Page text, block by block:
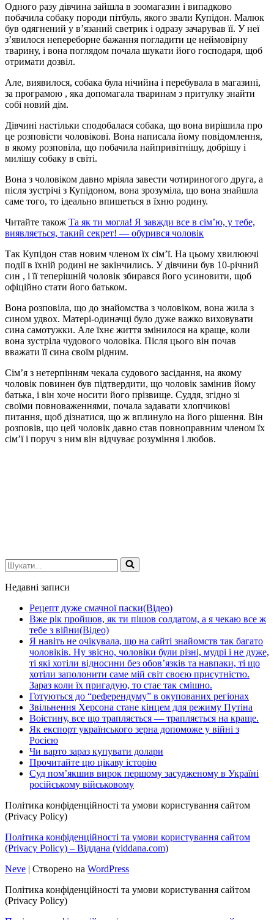
Одного разу дівчина зайшла в зоомагазин і випадково
побачила собаку породи пітбуль, якого звали Купідон. Малюк
був одягнений у в’язаний светрик і одразу зачарував її. У неї
з’явилося непереборне бажання погладити це неймовірну
тварину, і вона поглядом почала шукати його господаря, щоб
отримати дозвіл.
Але, виявилося, собака була нічийна і перебувала в магазині,
за програмою , яка допомагала тваринам з притулку знайти
собі новий дім.
Дівчині настільки сподобалася собака, що вона вирішила про
це розповісти чоловікові. Вона написала йому повідомлення,
в якому розповіла, що побачила найпривітнішу, добрішу і
милішу собаку в світі.
Вона з чоловіком давно мріяла завести чотириногого друга, а
після зустрічі з Купідоном, вона зрозуміла, що вона знайшла
саме того, то ідеально впишеться в їхню родину.
Читайте також Та як ти могла! Я завжди все в сім’ю, у тебе,
виявляється, такий секрет! — обурився чоловік
Так Купідон став новим членом їх сім’ї. На цьому хвилюючі
події в їхній родині не закінчились. У дівчини був 10-річний
син , і її теперішній чоловік збирався його усиновити, щоб
офіційно стати його батьком.
Вона розповіла, що до знайомства з чоловіком, вона жила з
сином удвох. Матері-одиначці було дуже важко виховувати
сина самотужки. Але їхнє життя змінилося на краще, коли
вона зустріла чудового чоловіка. Після цього він почав
вважати її сина своїм рідним.
Сім’я з нетерпінням чекала судового засідання, на якому
чоловік повинен був підтвердити, що чоловік замінив йому
батька, і він хоче носити його прізвище. Суддя, згідно зі
своїми повноваженнями, почала задавати хлопчикові
питання, щоб дізнатися, що ж вплинуло на його рішення. Він
розповів, що цей чоловік давно став повноправним членом їх
сім’ї і поруч з ним він відчуває розуміння і любов.
Шукати...
Недавні записи
Рецепт дуже смачної паски(Відео)
Вже рік пройшов, як ти пішов солдатом, а я чекаю все ж
тебе з війни(Відео)
Я навіть не очікувала, що на сайті знайомств так багато
чоловіків. Ну звісно, чоловіки були різні, мудрі і не дуже,
ті які хотіли відносини без обов’язків та навпаки, ті що
хотіли заполонити саме мій світ своєю присутністю.
Зараз коли їх пригадую, то стає так смішно.
Готуються до “референдуму” в окупованих регіонах
Звільнення Херсона стане кінцем для режиму Путіна
Воістину, все що трапляється — трапляється на краще.
Як експорт українського зерна допоможе у війні з
Росією
Чи варто зараз купувати долари
Прочитайте цю цікаву історію
Суд пом’якшив вирок першому засудженому в Україні
російському військовому
Політика конфіденційності та умови користування сайтом
(Privacy Policy)
Політика конфіденційності та умови користування сайтом
(Privacy Policy) – Віддана (viddana.com)
Neve | Створено на WordPress
Політика конфіденційності та умови користування сайтом
(Privacy Policy)